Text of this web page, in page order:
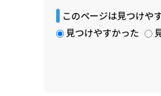
このページは見つけや
見つけやすかった